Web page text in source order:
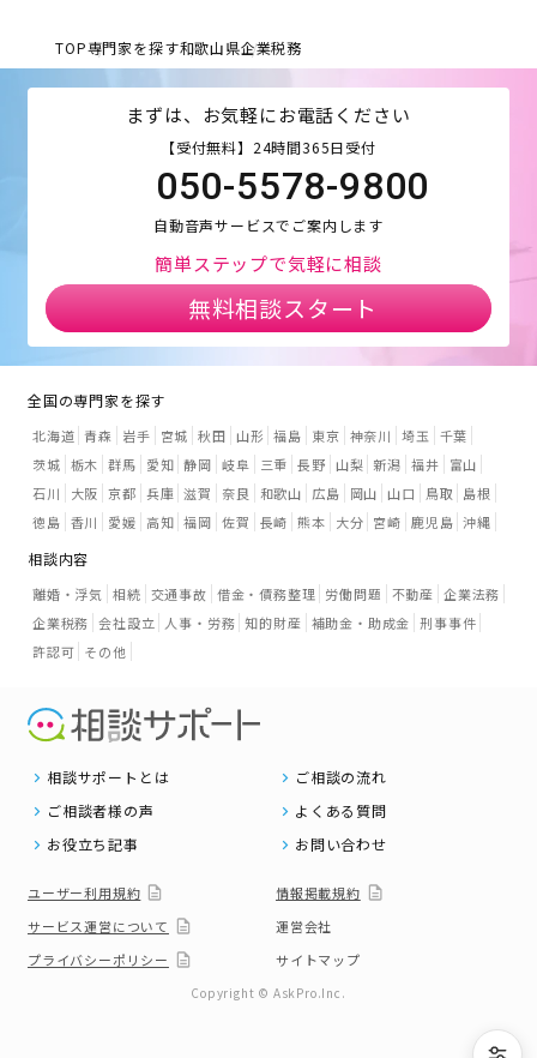
TOP専門家を探す和歌山県企業税務
まずは、お気軽にお電話ください
【受付無料】24時間365日受付
050-5578-9800
自動音声サービスでご案内します
簡単ステップで気軽に相談
無料相談スタート
全国の専門家を探す
北海道 青森 岩手 宮城 秋田 山形 福島 東京 神奈川 埼玉
千葉
茨城 栃木 群馬 愛知 静岡 岐阜 三重 長野 山梨 新潟 福井
富山
石川
大阪 京都 兵庫 滋賀 奈良 和歌山 広島 岡山 山口 鳥取
島根
徳島 香川 愛媛 高知 福岡 佐賀 長崎 熊本 大分 宮崎 鹿児島 沖縄
相談内容
離婚・浮気 相続 交通事故 借金・債務整理 労働問題 不動産 企業法務
企業税務 会社設立 人事・労務 知的財産 補助金・助成金 刑事事件
許認可 その他
相談サポートとは
ご相談の流れ
ご相談者様の声
よくある質問
お役立ち記事
お問い合わせ
ユーザー利用規約
情報掲載規約
サービス運営について
運営会社
プライバシーポリシー
サイトマップ
Copyright © AskPro.Inc.